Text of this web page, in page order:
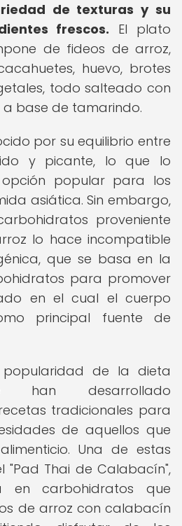
de texturas y su
frescos. El plato
de fideos de arroz,
huevo, brotes
todo salteado con
a base de tamarindo.
por su equilibrio entre
y picante, lo que lo
popular para los
asiática. Sin embargo,
proveniente
lo hace incompatible
que se basa en la
para promover
en el cual el cuerpo
principal fuente de
de la dieta
han desarrollado
tradicionales para
de aquellos que
Una de estas
"Pad Thai de Calabacín",
en carbohidratos que
de arroz con calabacín